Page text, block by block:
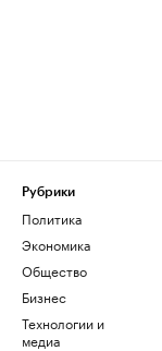
Рубрики
Политика
Экономика
Общество
Бизнес
Технологии и
медиа